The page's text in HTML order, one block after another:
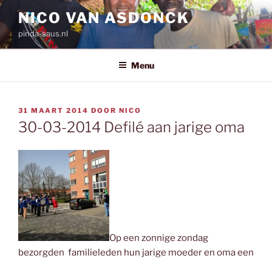
Ga
naar
de
inhoud
NICO VAN ASDONCK
pinda-saus.nl
Menu
GEPLAATST
OP
31 MAART 2014 DOOR NICO
30-03-2014 Defilé aan jarige oma
Op een zonnige zondag
bezorgden familieleden hun jarige moeder en oma een